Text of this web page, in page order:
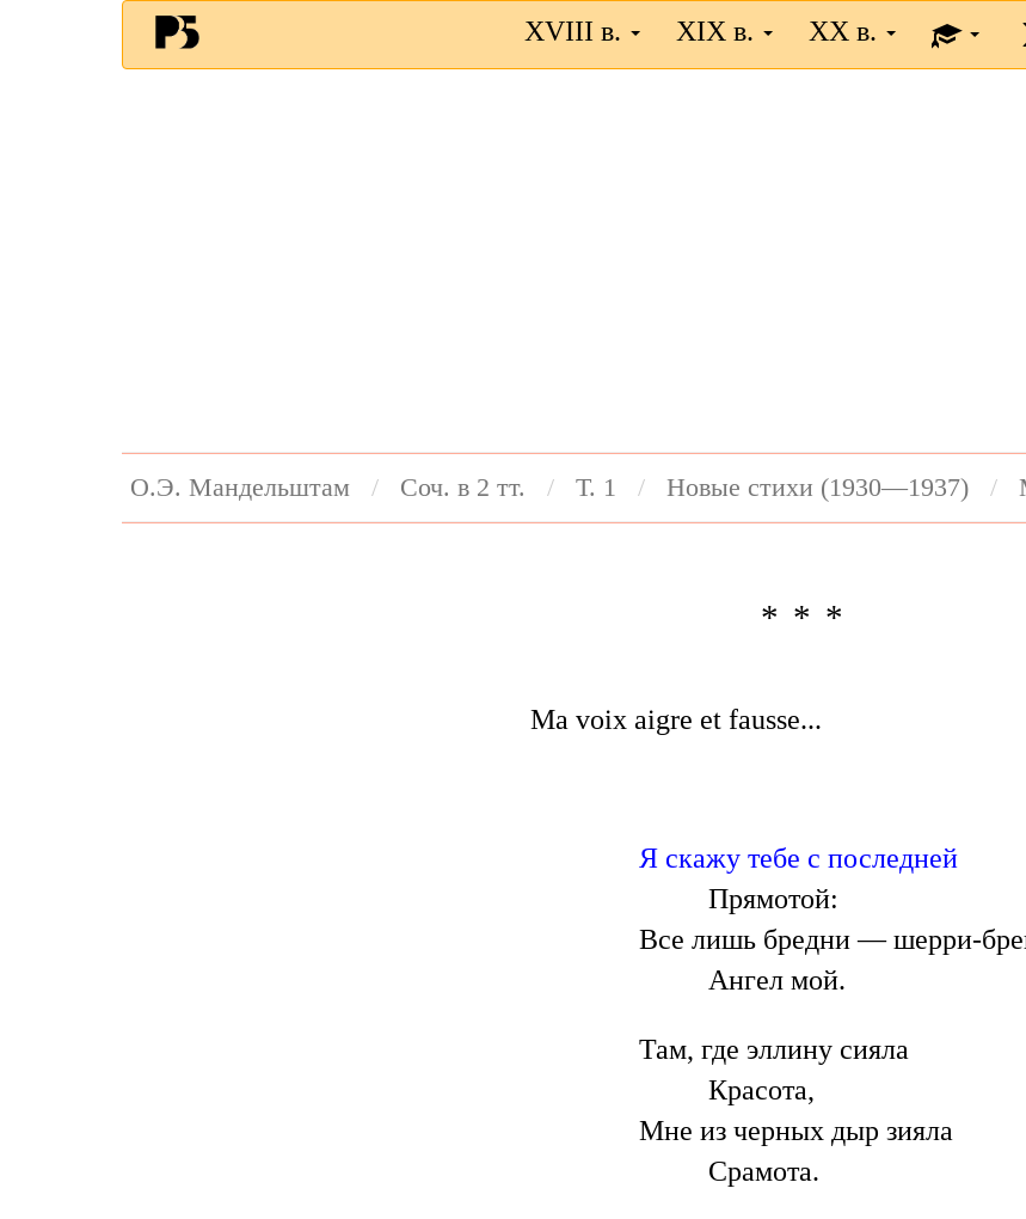
XVIII в. XIX в. XX в.
О.Э. Мандельштам Соч. в 2 тт. Т. 1 Новые стихи (1930—1937)
* * *
Ma voix aigre et fausse...
Я скажу тебе с последней
Прямотой:
Все лишь бредни — шерри-
Ангел мой.
Там, где эллину сияла
Красота,
Мне из черных дыр зияла
Срамота.